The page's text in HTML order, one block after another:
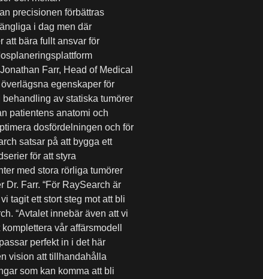
precisionen förbättras
i dag men där
att bära fullt ansvar för
Farr, Head of Medical
egenskaper för
av statiska tumörer
patientens anatomi och
dosfördelningen och för
satsar på att bygga ett
för att styra
med stora rörliga tumörer
Farr. “För RaySearch är
tagit ett stort steg mot att bli
“Avtalet innebär även att vi
vår affärsmodell
perfekt in i det här
vision att tillhandahålla
som kan komma att bli